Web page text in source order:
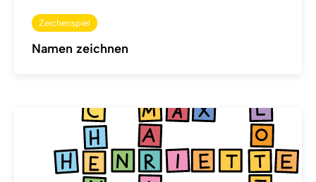
Zeichenspiel
Namen zeichnen